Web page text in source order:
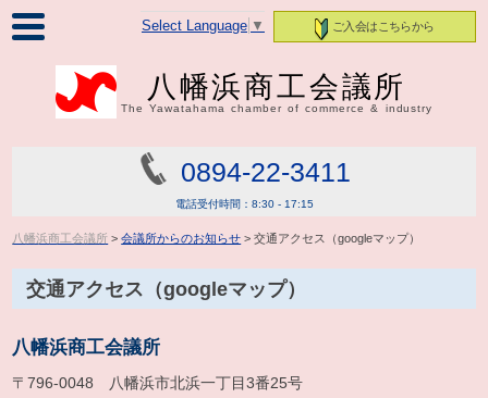
ご入会はこちらから
Select Language ▼
八幡浜商工会議所
The Yawatahama chamber of commerce & industry
0894-22-3411
電話受付時間：8:30 - 17:15
八幡浜商工会議所 >会議所からのお知らせ > 交通アクセス（googleマップ）
交通アクセス（googleマップ）
八幡浜商工会議所
〒796-0048 八幡浜市北浜一丁目3番25号